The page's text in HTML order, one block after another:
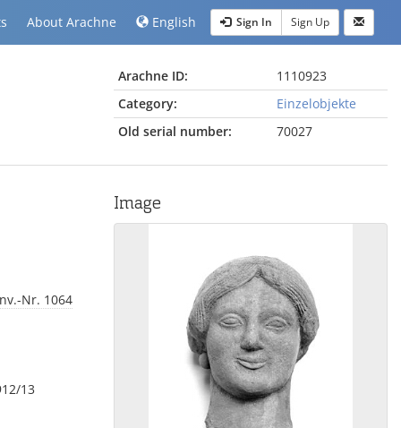
About Arachne English Sign In Sign Up
Arachne ID:
1110923
Category:
Einzelobjekte
Old serial number:
70027
Nr. 1064
13
Image